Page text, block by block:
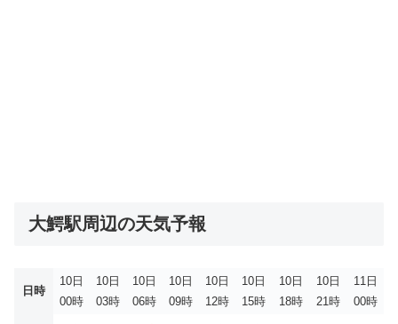
大鰐駅周辺の天気予報
日時
10日
00時
10日
03時
10日
06時
10日
09時
10日
12時
10日
15時
10日
18時
10日
21時
11日
00時